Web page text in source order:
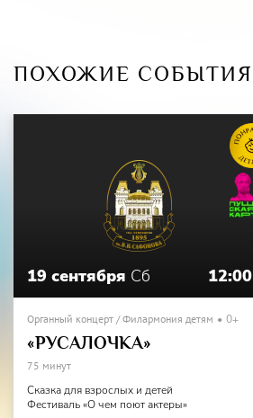
ПОХОЖИЕ СОБЫТИЯ
19 сентября Сб 12:00
Органный концерт / Филармония детям 0+
«РУСАЛОЧКА»
75 минут
Сказка для взрослых и детей
Фестиваль «О чем поют актеры»